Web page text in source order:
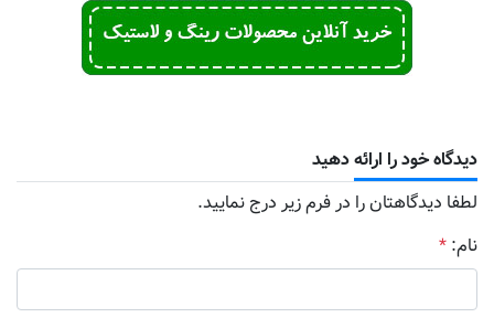
دیدگاه خود را ارائه دهید
لطفا دیدگاهتان را در فرم زیر درج نمایید.
نام: *